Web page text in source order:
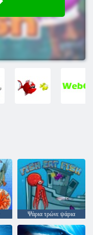
Ψάρια τρώνε ψάρια